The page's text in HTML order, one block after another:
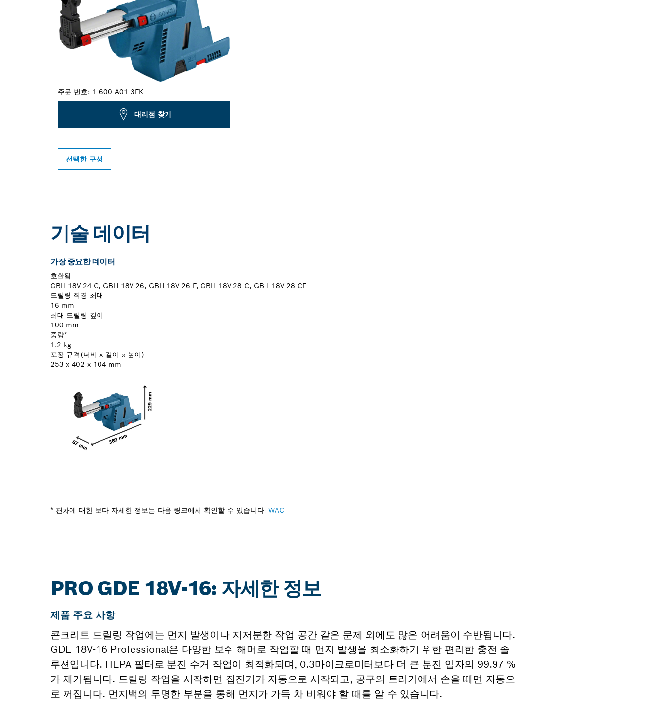
주문 번호: 1 600 A01 3FK
대리점 찾기
선택한 구성
기술 데이터
가장 중요한 데이터
호환됨
GBH 18V-24 C, GBH 18V-26, GBH 18V-26 F, GBH 18V-28 C, GBH 18V-28 CF
드릴링 직경 최대
16 mm
최대 드릴링 깊이
100 mm
중량*
1.2 kg
포장 규격(너비 x 길이 x 높이)
253 x 402 x 104 mm
* 편차에 대한 보다 자세한 정보는 다음 링크에서 확인할 수 있습니다: WAC
PRO GDE 18V-16: 자세한 정보
제품 주요 사항
콘크리트 드릴링 작업에는 먼지 발생이나 지저분한 작업 공간 같은 문제 외에도 많은 어려움이 수반됩니다.
GDE 18V-16 Professional은 다양한 보쉬 해머로 작업할 때 먼지 발생을 최소화하기 위한 편리한 충전 솔
루션입니다. HEPA 필터로 분진 수거 작업이 최적화되며, 0.3마이크로미터보다 더 큰 분진 입자의 99.97 %
가 제거됩니다. 드릴링 작업을 시작하면 집진기가 자동으로 시작되고, 공구의 트리거에서 손을 떼면 자동으
로 꺼집니다. 먼지백의 투명한 부분을 통해 먼지가 가득 차 비워야 할 때를 알 수 있습니다.